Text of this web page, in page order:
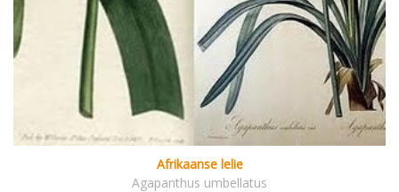
Afrikaanse lelie
Agapanthus umbellatus